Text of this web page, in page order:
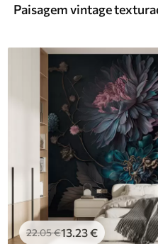
22.05€13.23€